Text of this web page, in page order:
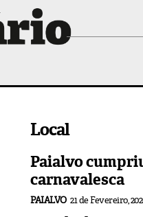
Local
Paialvo
carnavalesca
PAIALVO 21 de Fevereiro,